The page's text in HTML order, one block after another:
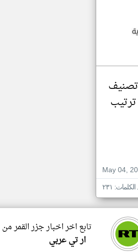
تصنيف
May 04,
٢٣١
تابع اخر اخبار جزر القمر من
ار تي عربي